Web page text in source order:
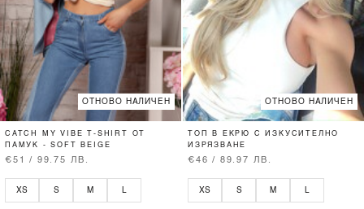
ОТНОВО НАЛИЧЕН
CATCH MY VIBE T-SHIRT ОТ
ПАМУК - SOFT BEIGE
€51 / 99.75 ЛВ.
XS S M
ОТНОВО НАЛИЧЕН
ТОП В ЕКРЮ С ИЗКУСИТЕЛНО
ИЗРЯЗВАНЕ
€46 / 89.97 ЛВ.
XS S M